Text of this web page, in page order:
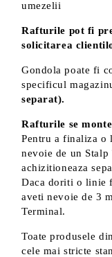
umezelii
Rafturile pot fi
solicitarea
Gondola poate fi
specificul
separat).
Rafturile se
Pentru a finaliza o
nevoie de un Stalp
achizitioneaza
Daca doriti o linie
aveti nevoie de 3
Terminal.
Toate produsele
cele mai stricte